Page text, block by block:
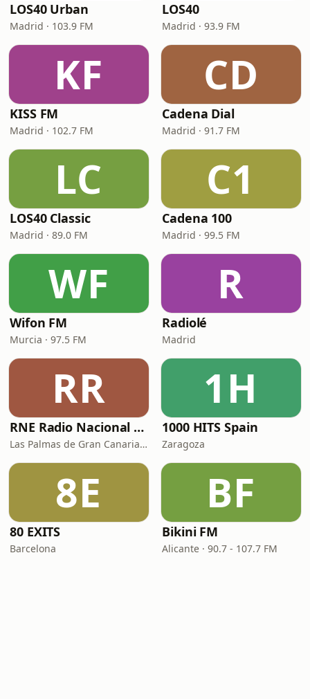
LOS40 Urban
Madrid · 103.9 FM
LOS40
Madrid · 93.9 FM
KF
KISS FM
Madrid · 102.7 FM
CD
Cadena Dial
Madrid · 91.7 FM
LC
LOS40 Classic
Madrid · 89.0 FM
C1
Cadena 100
Madrid · 99.5 FM
WF
Wifon FM
Murcia · 97.5 FM
R
Radiolé
Madrid
RR
RNE Radio Nacional - Canarias
Las Palmas de Gran Canaria · 92.8 FM
1H
1000 HITS Spain
Zaragoza
8E
80 EXITS
Barcelona
BF
Bikini FM
Alicante · 90.7 - 107.7 FM